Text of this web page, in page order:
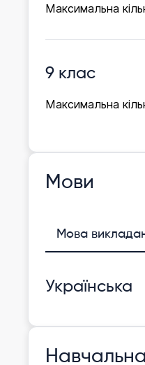
Максимальна
9 клас
Максимальна
Мови
Мова
Українська